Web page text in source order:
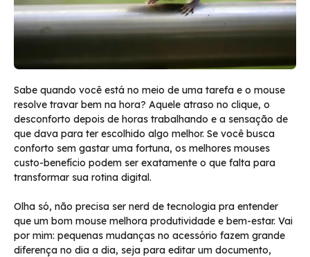
Sabe quando você está no meio de uma tarefa e o mouse
resolve travar bem na hora? Aquele atraso no clique, o
desconforto depois de horas trabalhando e a sensação de
que dava para ter escolhido algo melhor. Se você busca
conforto sem gastar uma fortuna, os melhores mouses
custo-benefício podem ser exatamente o que falta para
transformar sua rotina digital.
Olha só, não precisa ser nerd de tecnologia pra entender
que um bom mouse melhora produtividade e bem-estar. Vai
por mim: pequenas mudanças no acessório fazem grande
diferença no dia a dia, seja para editar um documento,